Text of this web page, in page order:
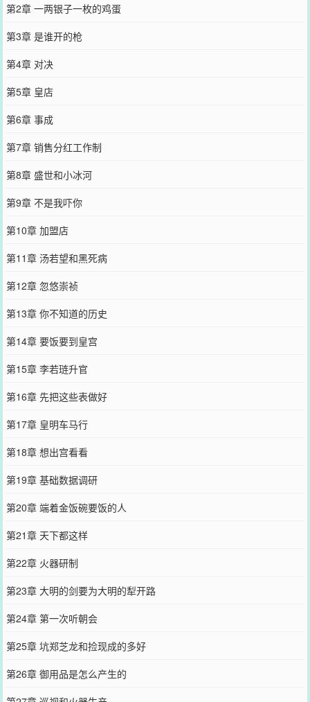
第2章 一两银子一枚的鸡蛋
第3章 是谁开的枪
第4章 对决
第5章 皇店
第6章 事成
第7章 销售分红工作制
第8章 盛世和小冰河
第9章 不是我吓你
第10章 加盟店
第11章 汤若望和黑死病
第12章 忽悠崇祯
第13章 你不知道的历史
第14章 要饭要到皇宫
第15章 李若琏升官
第16章 先把这些表做好
第17章 皇明车马行
第18章 想出宫看看
第19章 基础数据调研
第20章 端着金饭碗要饭的人
第21章 天下都这样
第22章 火器研制
第23章 大明的剑要为大明的犁开路
第24章 第一次听朝会
第25章 坑郑芝龙和捡现成的多好
第26章 御用品是怎么产生的